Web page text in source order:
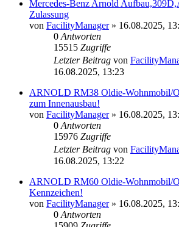
Mercedes-Benz Arnold
Zulassung
von FacilityManager» 16.08.2025,
0Antworten
15515 Zugriffe
Letzter Beitrag von
16.08.2025, 13:23
ARNOLD RM38 Oldie-Wohnmobil/
zum Innenausbau!
von FacilityManager» 16.08.2025,
0Antworten
15976 Zugriffe
Letzter Beitrag von
16.08.2025, 13:22
ARNOLD RM60 Oldie-Wohnmobil/
Kennzeichen!
von FacilityManager» 16.08.2025,
0Antworten